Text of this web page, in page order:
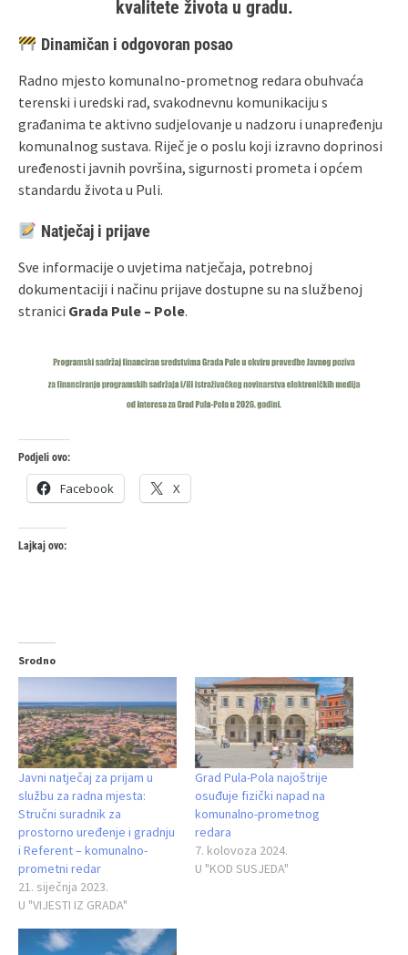
kvalitete života u gradu.
Dinamičan i odgovoran posao
Radno mjesto komunalno‑prometnog redara obuhvaća
terenski i uredski rad, svakodnevnu komunikaciju s
građanima te aktivno sudjelovanje u nadzoru i unapređenju
komunalnog sustava. Riječ je o poslu koji izravno doprinosi
uređenosti javnih površina, sigurnosti prometa i općem
standardu života u Puli.
Natječaj i prijave
Sve informacije o uvjetima natječaja, potrebnoj
dokumentaciji i načinu prijave dostupne su na službenoj
stranici Grada Pule – Pole.
Podjeli ovo:
Facebook X
Lajkaj ovo:
Srodno
Javni natječaj za prijam u
službu za radna mjesta:
Stručni suradnik za
prostorno uređenje i gradnju
i Referent – komunalno-
prometni redar
21. siječnja 2023.
U "VIJESTI IZ GRADA"
Grad Pula-Pola najoštrije
osuđuje fizički napad na
komunalno-prometnog
redara
7. kolovoza 2024.
U "KOD SUSJEDA"